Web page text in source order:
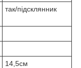
так/підсклянник
14,5см